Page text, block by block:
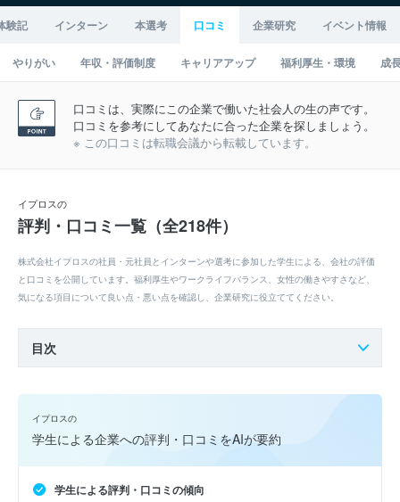
験記 インターン 本選考 口コミ 企業研究 イベント情報
やりがい 年収・評価制度 キャリアアップ 福利厚生・環境 成
口コミは、実際にこの企業で働いた社会人の生の声です。
口コミを参考にしてあなたに合った企業を探しましょう。
※ この口コミは転職会議から転載しています。
イプロスの
評判・口コミ一覧（全218件）
株式会社イプロスの社員・元社員とインターンや選考に参加した学生による、会社の評価
と口コミを公開しています。福利厚生やワークライフバランス、女性の働きやすさなど、
気になる項目について良い点・悪い点を確認し、企業研究に役立ててください。
目次
イプロスの
学生による企業への評判・口コミをAIが要約
学生による評判・口コミの傾向